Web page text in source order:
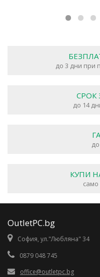
до 3 дни при
СРОК
до 14
КУПИ
само
OutletPC.bg
София, ул."Любляна" 34
0879 048 745
office@outletpc.bg